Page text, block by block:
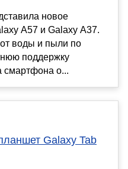
новое
A57 и Galaxy A37.
воды и пыли по
поддержку
о...
Galaxy Tab